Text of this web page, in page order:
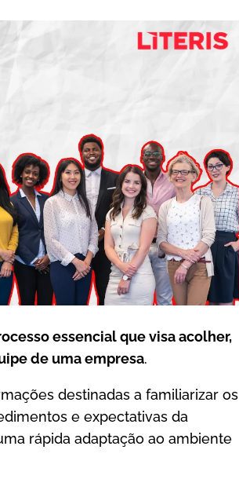
essencial que visa acolher,
de uma empresa.
destinadas a familiarizar os
e expectativas da
rápida adaptação ao ambiente